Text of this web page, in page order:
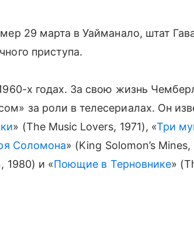
29 марта в Уайманало, штат
приступа.
х годах. За свою жизнь
за роли в телесериалах. Он
» (The Music Lovers, 1971), «Три
Соломона» (King Solomon’s
1980) и «Поющие в Терновнике»